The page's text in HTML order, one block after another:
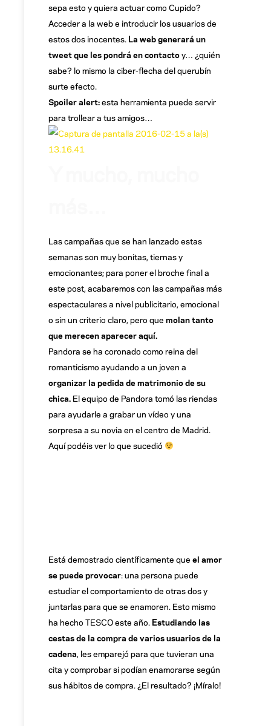
sepa esto y quiera actuar como Cupido?
Acceder a la web e introducir los usuarios de
estos dos inocentes. La web generará un
tweet que les pondrá en contactoy… ¿quién
sabe? lo mismo la ciber-flecha del querubín
surte efecto.
Spoiler alert:esta herramienta puede servir
para trollear a tus amigos…
Las campañas que se han lanzado estas
semanas son muy bonitas, tiernas y
emocionantes; para poner el broche final a
este post, acabaremos con las campañas más
espectaculares a nivel publicitario, emocional
o sin un criterio claro, pero que molan tanto
que merecen aparecer aquí.
Pandora se ha coronado como reina del
romanticismo ayudando a un joven a
organizar la pedida de matrimonio de su
chica. El equipo de Pandora tomó las riendas
para ayudarle a grabar un vídeo y una
sorpresa a su novia en el centro de Madrid.
Aquí podéis ver lo que sucedió
Está demostrado científicamente que el amor
se puede provocar: una persona puede
estudiar el comportamiento de otras dos y
juntarlas para que se enamoren. Esto mismo
ha hecho TESCO este año. Estudiando las
cestas de la compra de varios usuarios de la
cadena, les emparejó para que tuvieran una
cita y comprobar si podían enamorarse según
sus hábitos de compra. ¿El resultado? ¡Míralo!